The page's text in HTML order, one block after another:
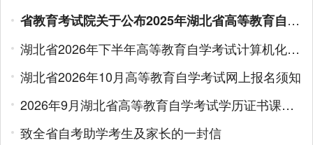
省教育考试院关于公布2025年湖北省高等教育自学考试百问百答的通告
湖北省2026年下半年高等教育自学考试计算机化考试网上报名须知
湖北省2026年10月高等教育自学考试网上报名须知
2026年9月湖北省高等教育自学考试学历证书课程免考办理须知
致全省自考助学考生及家长的一封信